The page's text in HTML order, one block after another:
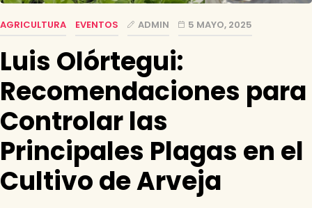
AGRICULTURA EVENTOS ADMIN 5 MAYO, 2025
Luis Olórtegui:
Recomendaciones para
Controlar las
Principales Plagas en el
Cultivo de Arveja